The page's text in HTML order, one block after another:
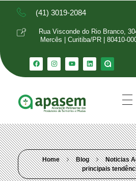
(41) 3019-2084
Rua Visconde do Rio Branco,
Mercês | Curitiba/PR | 80410-
Home Blog Noticias
principais